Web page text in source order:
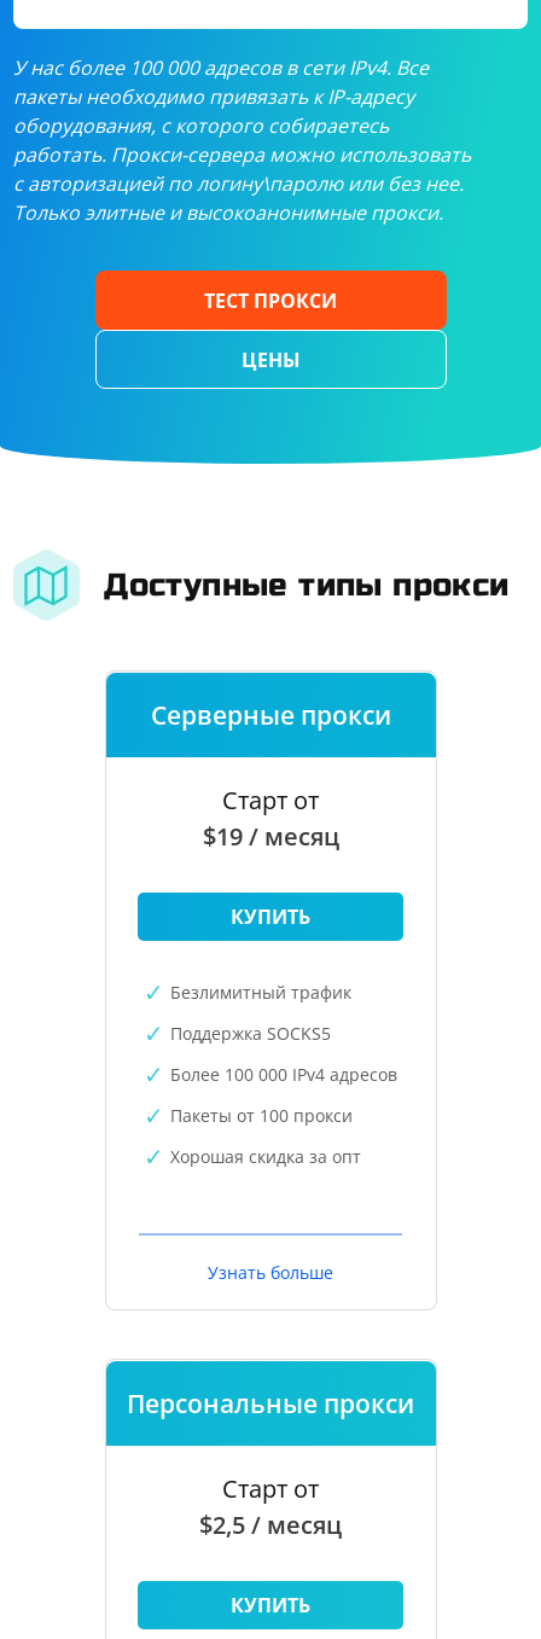
У нас более 100 000 адресов в сети IPv4. Все
пакеты необходимо привязать к IP-адресу
оборудования, с которого собираетесь
работать. Прокси-сервера можно использовать
с авторизацией по логину\паролю или без нее.
Только элитные и высокоанонимные прокси.
ТЕСТ ПРОКСИ
ЦЕНЫ
Доступные типы прокси
Серверные прокси
Старт от
$19 / месяц
КУПИТЬ
Безлимитный трафик
Поддержка SOCKS5
Более 100 000 IPv4 адресов
Пакеты от 100 прокси
Хорошая скидка за опт
Узнать больше
Персональные прокси
Старт от
$2,5 / месяц
КУПИТЬ